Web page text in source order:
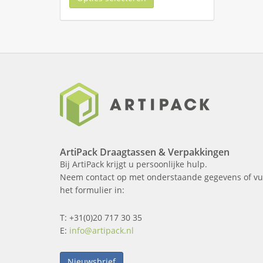
ArtiPack Draagtassen & Verpakkingen
Bij ArtiPack krijgt u persoonlijke hulp.
Neem contact op met onderstaande gegevens of
het formulier in:
T: +31(0)20 717 30 35
E: info@artipack.nl